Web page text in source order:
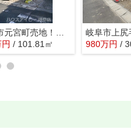
円 / 101.81㎡ 980万円 /